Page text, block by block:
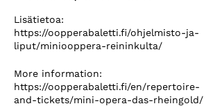
Lisätietoa:
https://oopperabaletti.fi/ohjelmisto-ja-
liput/miniooppera-reininkulta/
More information:
https://oopperabaletti.fi/en/repertoire-
and-tickets/mini-opera-das-rheingold/